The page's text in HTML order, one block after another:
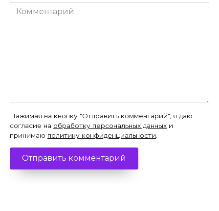
Комментарий
Нажимая на кнопку "Отправить комментарий", я даю
согласие на обработку персональных данных и
принимаю политику конфиденциальности